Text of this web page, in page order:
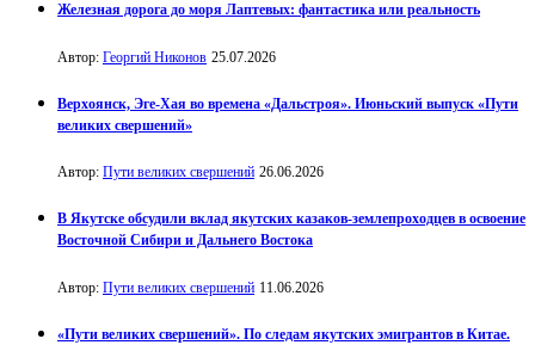
Железная дорога до моря Лаптевых: фантастика или реальность
Автор: Георгий Никонов 25.07.2026
Верхоянск, Эге-Хая во времена «Дальстроя». Июньский выпуск «Пути
великих свершений»
Автор: Пути великих свершений 26.06.2026
В Якутске обсудили вклад якутских казаков-землепроходцев в освоение
Восточной Сибири и Дальнего Востока
Автор: Пути великих свершений 11.06.2026
«Пути великих свершений». По следам якутских эмигрантов в Китае.